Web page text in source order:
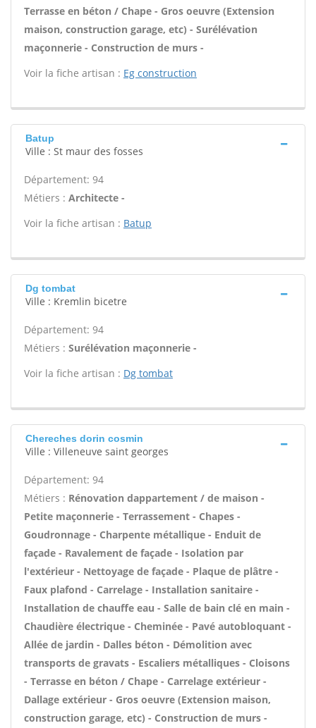
Terrasse en béton / Chape - Gros oeuvre (Extension
maison, construction garage, etc) - Surélévation
maçonnerie - Construction de murs -
Voir la fiche artisan : Eg construction
Batup
Ville : St maur des fosses
Département: 94
Métiers : Architecte -
Voir la fiche artisan : Batup
Dg tombat
Ville : Kremlin bicetre
Département: 94
Métiers : Surélévation maçonnerie -
Voir la fiche artisan : Dg tombat
Chereches dorin cosmin
Ville : Villeneuve saint georges
Département: 94
Métiers : Rénovation dappartement / de maison -
Petite maçonnerie - Terrassement - Chapes -
Goudronnage - Charpente métallique - Enduit de
façade - Ravalement de façade - Isolation par
l'extérieur - Nettoyage de façade - Plaque de plâtre -
Faux plafond - Carrelage - Installation sanitaire -
Installation de chauffe eau - Salle de bain clé en main -
Chaudière électrique - Cheminée - Pavé autobloquant -
Allée de jardin - Dalles béton - Démolition avec
transports de gravats - Escaliers métalliques - Cloisons
- Terrasse en béton / Chape - Carrelage extérieur -
Dallage extérieur - Gros oeuvre (Extension maison,
construction garage, etc) - Construction de murs -